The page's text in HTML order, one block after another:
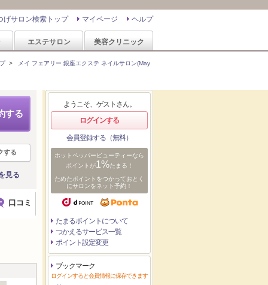
ヘルプ
マイページ
げサロン検索トップ
エステサロン 美容クリニック
> メイ フェアリー 銀座エクステ ネイルサロン(May
する
する
見る
口コミ
ようこそ、ゲストさん。
ログインする
会員登録する（無料）
ホットペッパービューティーなら
ポイントが1%たまる！
ためたポイントをつかっておとく
にサロンをネット予約！
たまるポイントについて
つかえるサービス一覧
ポイント設定変更
ブックマーク
ログインすると会員情報に保存できます